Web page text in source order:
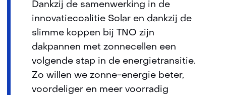
Dankzij de samenwerking in de
innovatiecoalitie Solar en dankzij de
slimme koppen bij TNO zijn
dakpannen met zonnecellen een
volgende stap in de energietransitie.
Zo willen we zonne-energie beter,
voordeliger en meer voorradig